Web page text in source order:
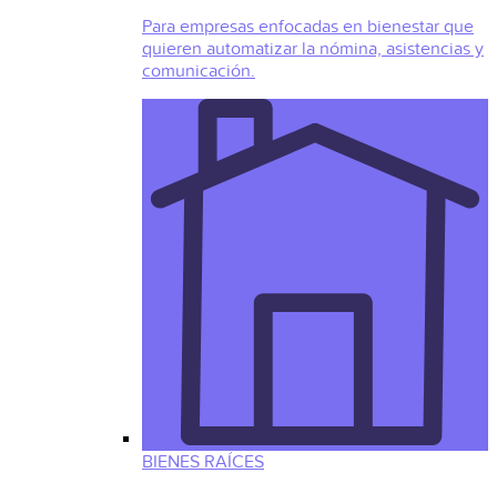
Para empresas enfocadas en bienestar que
quieren automatizar la nómina, asistencias y
comunicación.
BIENES RAÍCES